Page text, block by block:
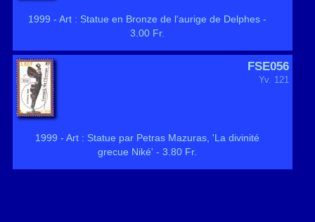
1999 - Art : Statue en Bronze de l'aurige de Delphes -
3.00 Fr.
FSE056
Yv. 121
1999 - Art : Statue par Petras Mazuras, 'La divinité
grecue Niké' - 3.80 Fr.